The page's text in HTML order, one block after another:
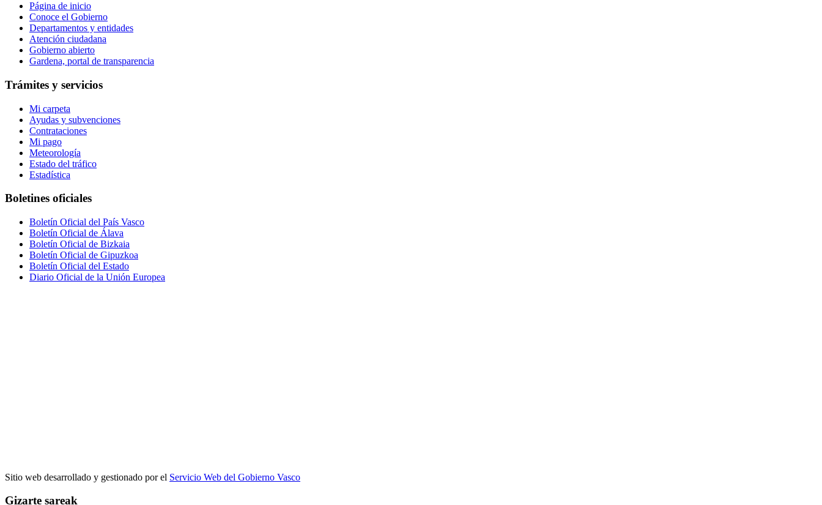
Página de inicio
Conoce el Gobierno
Departamentos y entidades
Atención ciudadana
Gobierno abierto
Gardena, portal de transparencia
Trámites y servicios
Mi carpeta
Ayudas y subvenciones
Contrataciones
Mi pago
Meteorología
Estado del tráfico
Estadística
Boletines oficiales
Boletín Oficial del País Vasco
Boletín Oficial de Álava
Boletín Oficial de Bizkaia
Boletín Oficial de Gipuzkoa
Boletín Oficial del Estado
Diario Oficial de la Unión Europea
Sitio web desarrollado y gestionado por el Servicio Web del Gobierno Vasco
Gizarte sareak